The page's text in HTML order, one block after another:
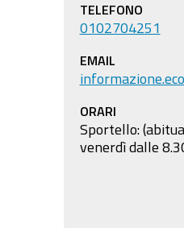
TELEFONO
0102704251
EMAIL
ORARI
Sportello:
venerdì dalle